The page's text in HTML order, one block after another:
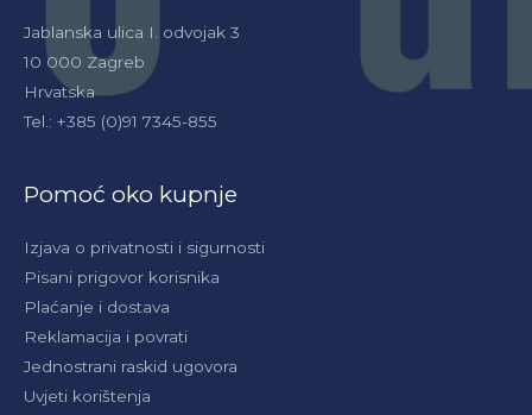
Jablanska ulica I. odvojak 3
10 000 Zagreb
Hrvatska
Tel.: +385 (0)91 7345-855
Pomoć oko kupnje
Izjava o privatnosti i sigurnosti
Pisani prigovor korisnika
Plaćanje i dostava
Reklamacija i povrati
Jednostrani raskid ugovora
Uvjeti korištenja